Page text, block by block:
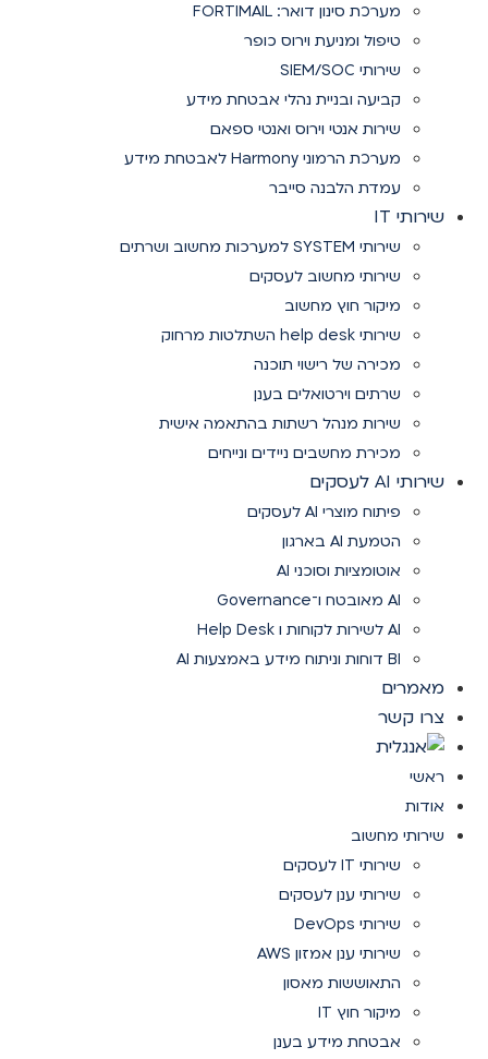
מערכת סינון דואר: FORTIMAIL
טיפול ומניעת וירוס כופר
שירותי SIEM/SOC
קביעה ובניית נהלי אבטחת מידע
שירות אנטי וירוס ואנטי ספאם
מערכת הרמוני Harmony לאבטחת מידע
עמדת הלבנה סייבר
שירותי IT
שירותי SYSTEM למערכות מחשוב ושרתים
שירותי מחשוב לעסקים
מיקור חוץ מחשוב
שירותי help desk השתלטות מרחוק
מכירה של רישוי תוכנה
שרתים וירטואלים בענן
שירות מנהל רשתות בהתאמה אישית
מכירת מחשבים ניידים ונייחים
שירותי AI לעסקים
פיתוח מוצרי AI לעסקים
הטמעת AI בארגון
אוטומציות וסוכני AI
AI מאובטח ו־Governance
AI לשירות לקוחות ו Help Desk
BI דוחות וניתוח מידע באמצעות AI
מאמרים
צרו קשר
ראשי
אודות
שירותי מחשוב
שירותי IT לעסקים
שירותי ענן לעסקים
שירותי DevOps
שירותי ענן אמזון AWS
התאוששות מאסון
מיקור חוץ IT
אבטחת מידע בענן